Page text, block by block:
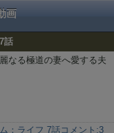
画
話
なる極道の妻へ愛する夫
：ライフ 7話 コメント:3